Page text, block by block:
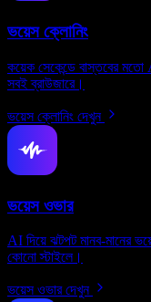
ভয়েস ক্লোনিং
কয়েক সেকেন্ডে বাস্তবের
সবই ব্রাউজারে।
ভয়েস ক্লোনিং দেখুন
ভয়েস ওভার
AI দিয়ে ঝটপট মানব-মানের
কোনো স্টাইলে।
ভয়েস ওভার দেখুন